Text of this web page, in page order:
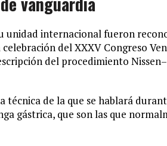
unidad internacional fueron
del XXXV Congreso
del procedimiento
técnica de la que se hablará
gástrica, que son las que